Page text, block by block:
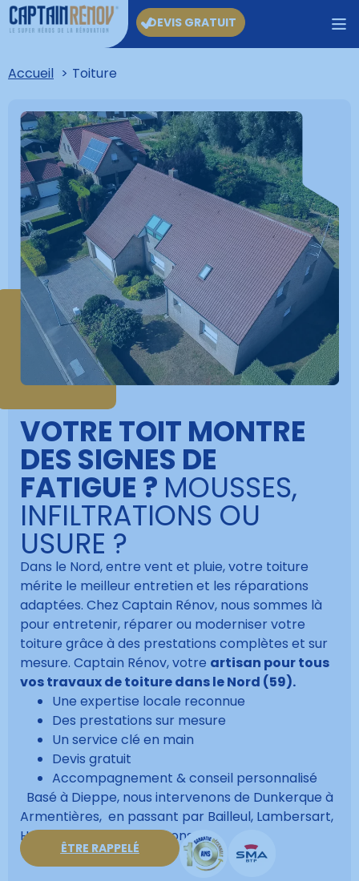
DEVIS GRATUIT
Accueil Toiture
VOTRE TOIT MONTRE
DES SIGNES DE
FATIGUE ? MOUSSES,
INFILTRATIONS OU
USURE ?
Dans le Nord, entre vent et pluie, votre toiture
mérite le meilleur entretien et les réparations
adaptées. Chez Captain Rénov, nous sommes là
pour entretenir, réparer ou moderniser votre
toiture grâce à des prestations complètes et sur
mesure. Captain Rénov, votre artisan pour tous
vos travaux de toiture dans le Nord (59).
Une expertise locale reconnue
Des prestations sur mesure
Un service clé en main
Devis gratuit
Accompagnement & conseil personnalisé
Basé à Dieppe, nous intervenons de Dunkerque à
Armentières, en passant par Bailleul, Lambersart,
Hazebrouck, et les environs.
ÊTRE RAPPELÉ